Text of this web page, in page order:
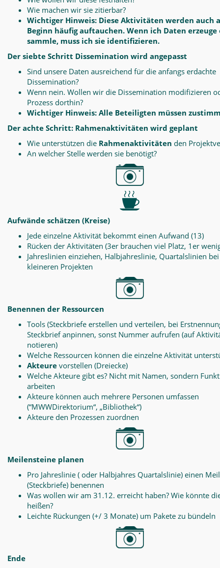
Wie machen wir sie zitierbar?
Wichtiger Hinweis: Diese Aktivitäten werden auch
Beginn häufig auftauchen. Wenn ich Daten erzeuge
sammle, muss ich sie identifizieren.
Der siebte Schritt Dissemination wird angepasst
Sind unsere Daten ausreichend für die anfangs erdachte
Dissemination?
Wenn nein. Wollen wir die Dissemination modifizieren
Prozess dorthin?
Wichtiger Hinweis: Alle Beteiligten müssen
Der achte Schritt: Rahmenaktivitäten wird geplant
Wie unterstützen die Rahmenaktivitäten den
An welcher Stelle werden sie benötigt?
Aufwände schätzen (Kreise)
Jede einzelne Aktivität bekommt einen Aufwand (13)
Rücken der Aktivitäten (3er brauchen viel Platz, 1er
Jahreslinien einziehen, Halbjahreslinie, Quartalslinien bei
kleineren Projekten
Benennen der Ressourcen
Tools (Steckbriefe erstellen und verteilen, bei
Steckbrief anpinnen, sonst Nummer aufrufen (auf
notieren)
Welche Ressourcen können die einzelne Aktivität
Akteure vorstellen (Dreiecke)
Welche Akteure gibt es? Nicht mit Namen, sondern
arbeiten
Akteure können auch mehrere Personen umfassen
(“MWWDirektorium“, „Bibliothek“)
Akteure den Prozessen zuordnen
Meilensteine planen
Pro Jahreslinie ( oder Halbjahres Quartalslinie) einen
(Steckbriefe) benennen
Was wollen wir am 31.12. erreicht haben? Wie könnte
heißen?
Leichte Rückungen (+/ 3 Monate) um Pakete zu bündeln
Ende